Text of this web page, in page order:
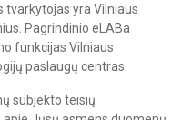
tvarkytojas yra Vilniaus
Pagrindinio eLABa
funkcijas Vilniaus
paslaugų centras.
subjekto teisių